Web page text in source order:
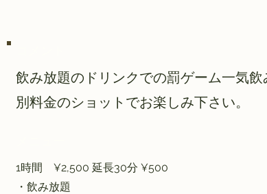
飲み放題のドリンクでの罰ゲーム一気
別料金のショットでお楽しみ下さい。
1時間 ¥2,500 延長30分 ¥500
・飲み放題